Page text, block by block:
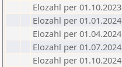
Elozahl per 01.10.2023
Elozahl per 01.01.2024
Elozahl per 01.04.2024
Elozahl per 01.07.2024
Elozahl per 01.10.2024